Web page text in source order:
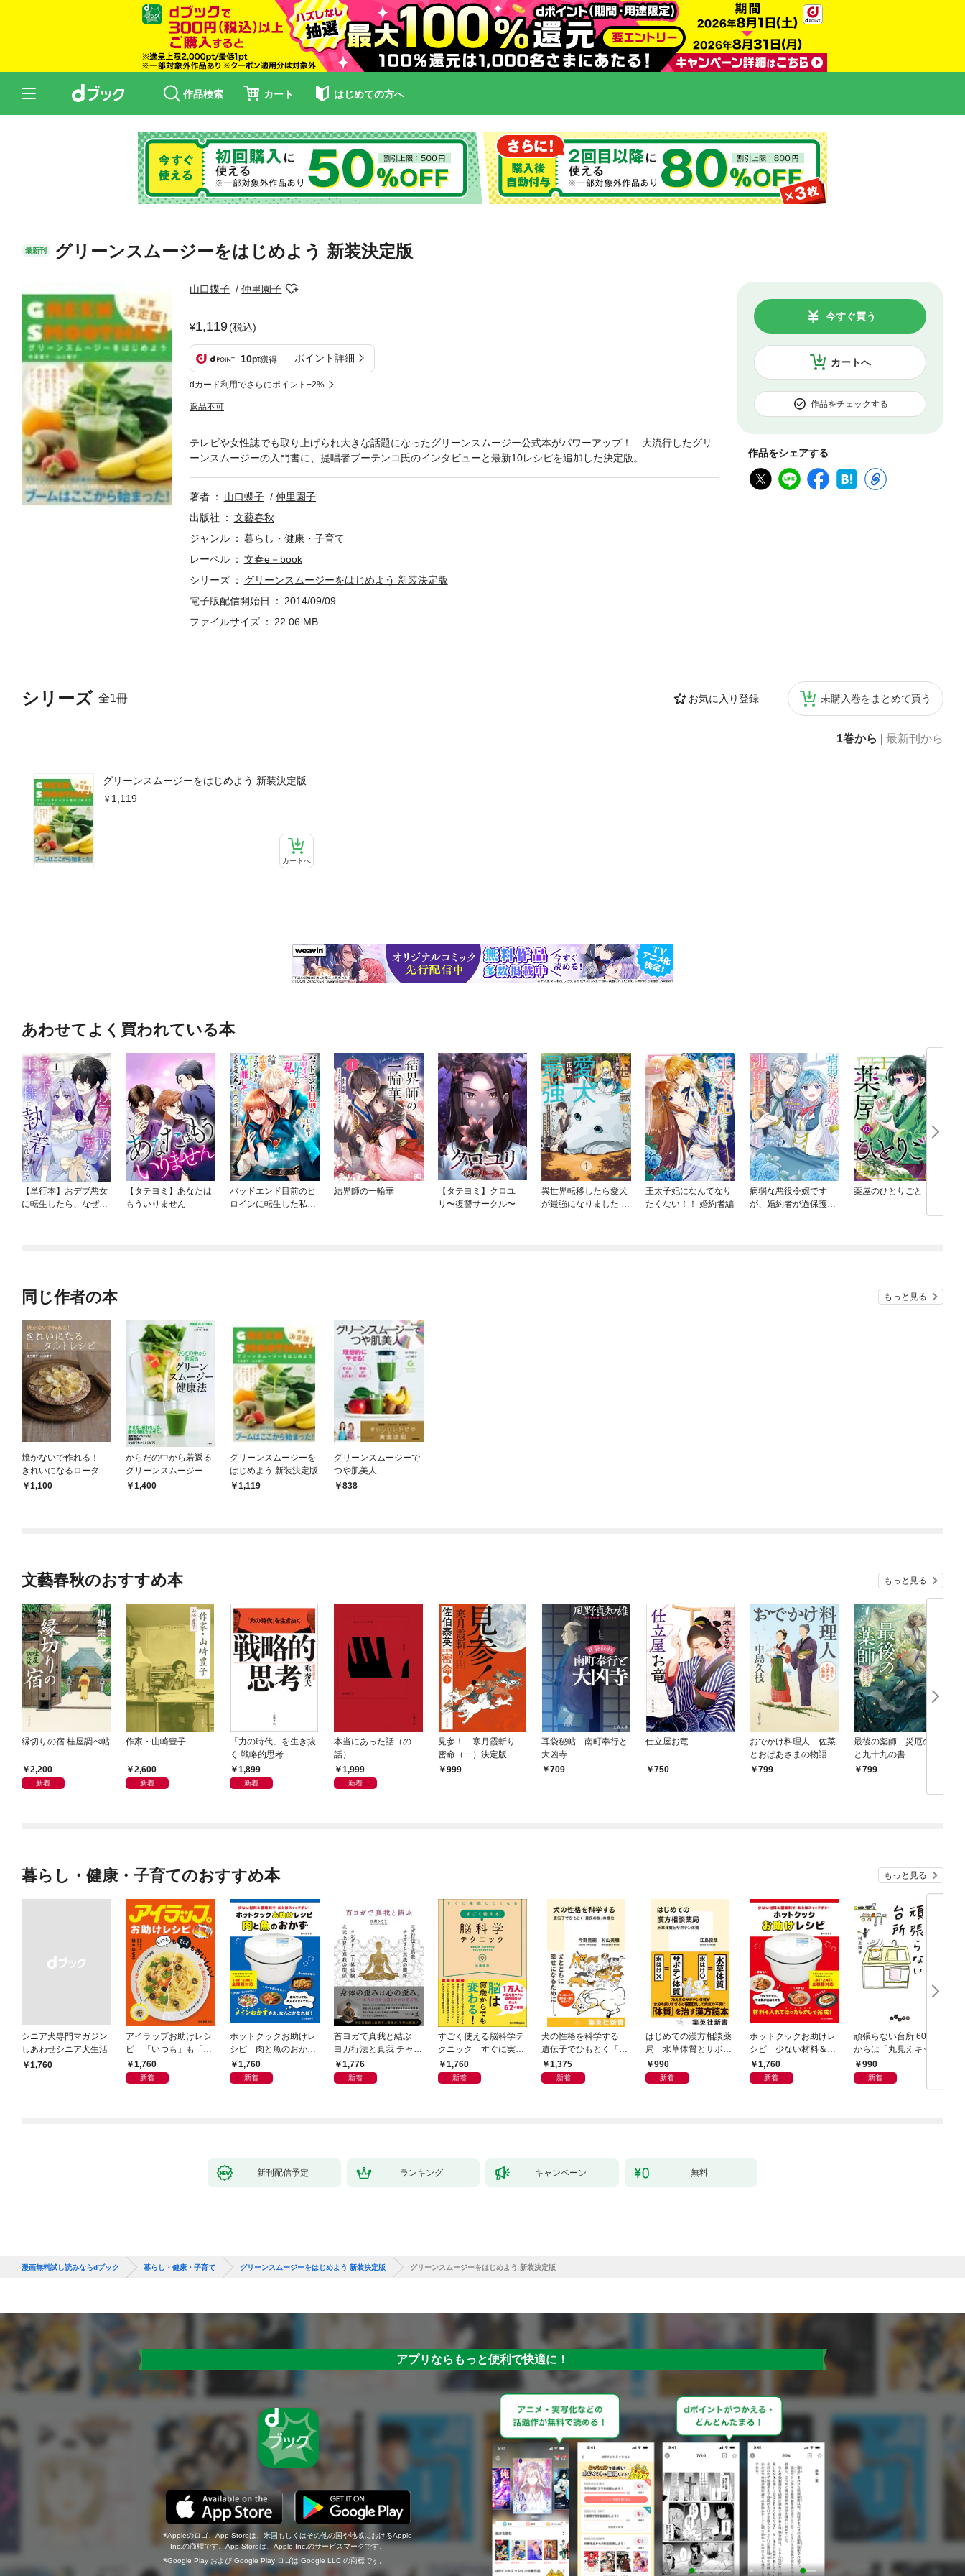
作品検索 カート はじめての方へ
最新刊 グリーンスムージーをはじめよう 新装決定版
山口蝶子 仲里園子
1,119(税込)
10pt獲得 ポイント詳細
dカード利用でさらにポイント+2%
返品不可
カートへ
今すぐ買う
作品をチェックする
作品をシェアする
シリーズ 全1冊 お気に入り登録 未購入巻をまとめて買う
1巻から 最新刊から
グリーンスムージーをはじめよう 新装決定版
1,119
カートへ
テレビや女性誌でも取り上げられ大きな話題になったグリーンスムージー公式本がパワーアップ！ 大流行したグリ
ーンスムージーの入門書に、提唱者ブーテンコ氏のインタビューと最新10レシピを追加した決定版。
著者 山口蝶子
仲里園子
出版社
文藝春秋
ジャンル
暮らし・健康・子育て
レーベル
文春e－book
シリーズ
グリーンスムージーをはじめよう 新装決定版
電子版配信開始日
2014/09/09
ファイルサイズ
22.06 MB
あわせてよく買われている本
【単行本】おデブ悪女
に転生したら、なぜか
【タテヨミ】あなたは
もういりません
バッドエンド目前のヒ
ロインに転生した私、
結界師の一輪華
【タテヨミ】クロユ
リ〜復讐サークル〜
異世界転移したら愛犬
が最強になりました ～
王太子妃になんてなり
たくない！！ 婚約者編
病弱な悪役令嬢です
が、婚約者が過保護す
薬屋のひとりごと
同じ作者の本 もっと見る
焼かないで作れる！
きれいになるロータル
トレシピ
1,100
からだの中から若返る
グリーンスムージー健
康法1,400
グリーンスムージーを
はじめよう 新装決定版
1,119
グリーンスムージーで
つや肌美人
838
文藝春秋のおすすめ本 もっと見る
縁切りの宿 桂屋調べ帖
2,200
新着
作家・山崎豊子
2,600
新着
「力の時代」を生き抜
く 戦略的思考
1,899
新着
本当にあった話（の
話）
1,999
新着
見参！ 寒月霞斬り
密命（一）決定版
999
耳袋秘帖 南町奉行と
大凶寺
709
仕立屋お竜
750
おでかけ料理人 佐菜
とおばあさまの物語
799
最後の薬師 災厄の村
と九十九の書
799
暮らし・健康・子育てのおすすめ本 もっと見る
シニア犬専門マガジン
しあわせシニア犬生活
￥1,760
アイラップお助けレシ
ピ 「いつも」も「も
しも」もおいしい！
1,760
新着
ホットクックお助けレ
シピ 肉と魚のおか
ず 少ない材料＆調味
料で、あとはスイッチ
1,760
新着
首ヨガで真我と結ぶ
ヨガ行法と真我 チャク
ラと真我の関係 クンダ
リーニ上昇体験 次元上
1,776
新着
すごく使える脳科学テ
クニック すぐに実践
したくなる
1,760
新着
犬の性格を科学する
遺伝子でひもとく「最
良の友」の進化
1,375
新着
はじめての漢方相談薬
局 水草体質とサボテ
ン体質
990
新着
ホットクックお助けレ
シピ 少ない材料＆調
味料で、あとはスイッ
チポン！
1,760
新着
頑張らない台所 60歳
からは「丸見えキッチ
ン」でラクしておいし
い
990
新着
新刊配信予定 ランキング キャンペーン 無料
漫画無料試し読みならdブック 暮らし・健康・子育て グリーンスムージーをはじめよう 新装決定版 グリーンスムージーをはじめよう 新装決定版
アプリならもっと便利で快適に！
Appleのロゴ、App Storeは、米国もしくはその他の国や地域におけるApple
Inc.の商標です。App Storeは、Apple Inc.のサービスマークです。
Google Play および Google Play ロゴは Google LLC の商標です。